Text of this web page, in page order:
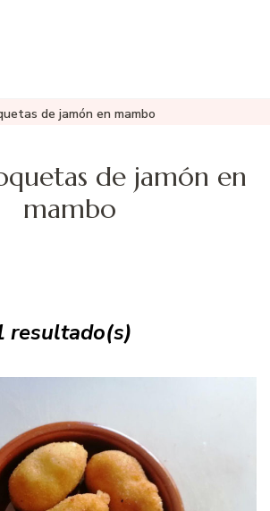
de jamón en mambo
de jamón en
mambo
resultado(s)